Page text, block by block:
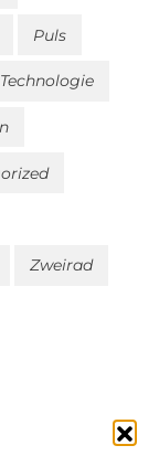
Puls
Technologie
Zweirad